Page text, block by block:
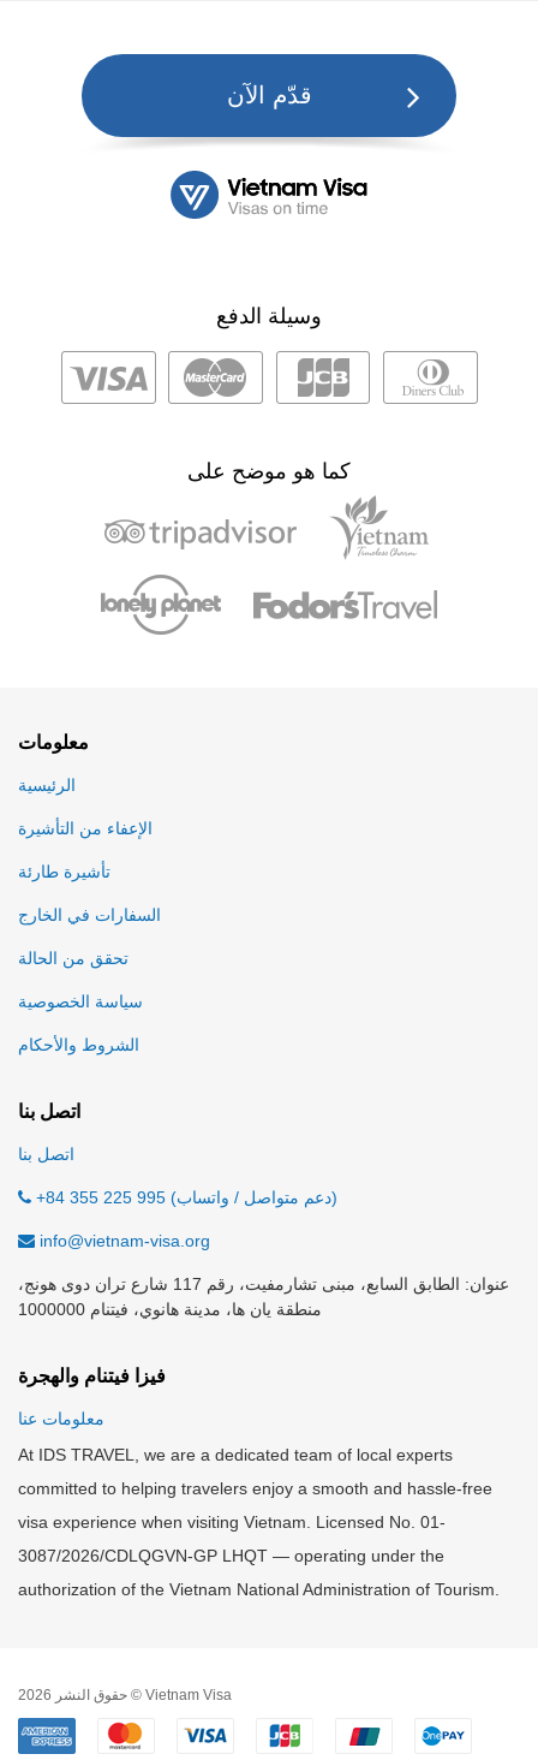
قدّم الآن
وسيلة الدفع
كما هو موضح على
معلومات
الرئيسية
الإعفاء من التأشيرة
تأشيرة طارئة
السفارات في الخارج
تحقق من الحالة
سياسة الخصوصية
الشروط والأحكام
اتصل بنا
اتصل بنا
+84 355 225 995 (دعم متواصل / واتساب)
info@vietnam-visa.org
عنوان: الطابق السابع، مبنى تشارمفيت، رقم 117 شارع تران دوى هونج،
منطقة يان ها، مدينة هانوي، فيتنام 1000000
فيزا فيتنام والهجرة
معلومات عنا
At IDS TRAVEL, we are a dedicated team of local experts
committed to helping travelers enjoy a smooth and hassle-free
visa experience when visiting Vietnam. Licensed No. 01-
3087/2026/CDLQGVN-GP LHQT — operating under the
authorization of the Vietnam National Administration of Tourism.
حقوق النشر 2026 © Vietnam Visa